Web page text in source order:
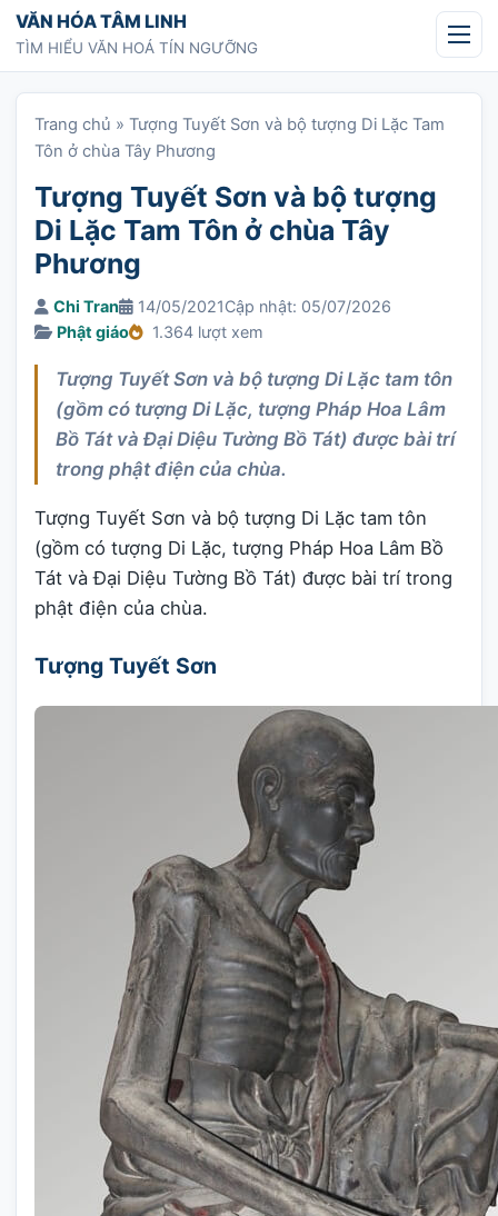
Chuyển tới nội dung
VĂN HÓA TÂM LINH
TÌM HIỂU VĂN HOÁ TÍN NGƯỠNG
Trang chủ » Tượng Tuyết Sơn và bộ tượng Di Lặc Tam
Tôn ở chùa Tây Phương
Tượng Tuyết Sơn và bộ tượng
Di Lặc Tam Tôn ở chùa Tây
Phương
Chi Tran 14/05/2021Cập nhật: 05/07/2026
Phật giáo
1.364 lượt xem
Tượng Tuyết Sơn và bộ tượng Di Lặc tam tôn
(gồm có tượng Di Lặc, tượng Pháp Hoa Lâm
Bồ Tát và Đại Diệu Tường Bồ Tát) được bài trí
trong phật điện của chùa.
Tượng Tuyết Sơn và bộ tượng Di Lặc tam tôn
(gồm có tượng Di Lặc, tượng Pháp Hoa Lâm Bồ
Tát và Đại Diệu Tường Bồ Tát) được bài trí trong
phật điện của chùa.
Tượng Tuyết Sơn